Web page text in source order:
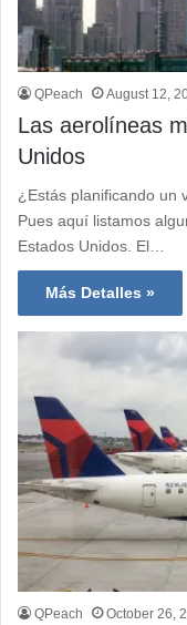
QPeach August 12,
Las aerolíneas
Unidos
¿Estás planificando un
Pues aquí listamos
Estados Unidos. El…
Más Detalles »
QPeach October 26,